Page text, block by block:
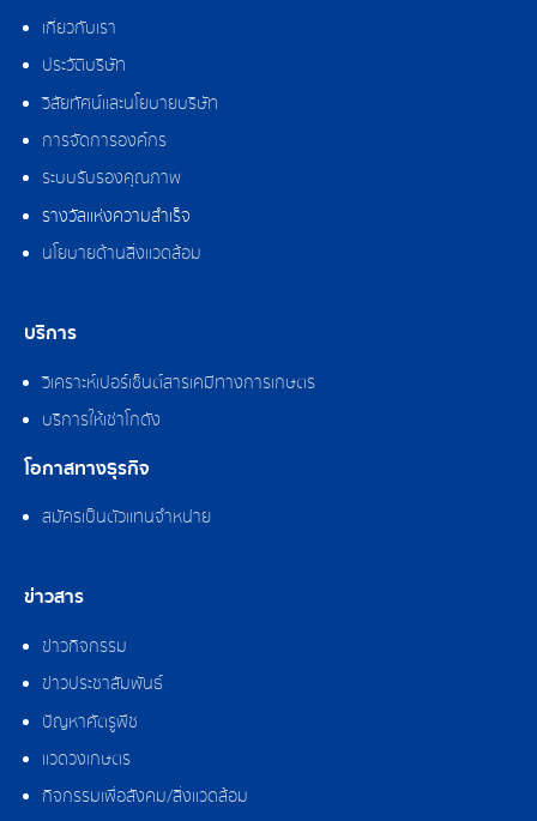
เกี่ยวกับเรา
ประวัติบริษัท
วิสัยทัศน์และนโยบายบริษัท
การจัดการองค์กร
ระบบรับรองคุณภาพ
รางวัลแห่งความสำเร็จ
นโยบายด้านสิ่งแวดล้อม
บริการ
วิเคราะห์เปอร์เซ็นต์สารเคมีทางการเกษตร
บริการให้เช่าโกดัง
โอกาสทางธุรกิจ
สมัครเป็นตัวแทนจำหน่าย
ข่าวสาร
ข่าวกิจกรรม
ข่าวประชาสัมพันธ์
ปัญหาศัตรูพืช
แวดวงเกษตร
กิจกรรมเพื่อสังคม/สิ่งแวดล้อม